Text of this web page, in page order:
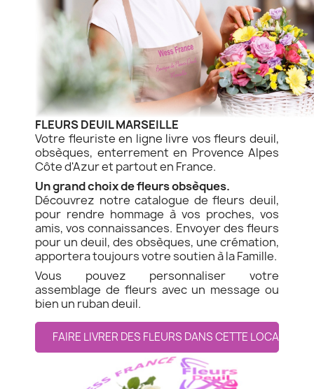
FLEURS DEUIL MARSEILLE
Votre fleuriste en ligne livre vos fleurs deuil,
obsèques, enterrement en Provence Alpes
Côte d'Azur et partout en France.
Un grand choix de fleurs obsèques.
Découvrez notre catalogue de fleurs deuil,
pour rendre hommage à vos proches, vos
amis, vos connaissances. Envoyer des fleurs
pour un deuil, des obsèques, une crémation,
apportera toujours votre soutien à la Famille.
Vous pouvez personnaliser votre
assemblage de fleurs avec un message ou
bien un ruban deuil.
FAIRE LIVRER DES FLEURS DANS CETTE LOCALITE